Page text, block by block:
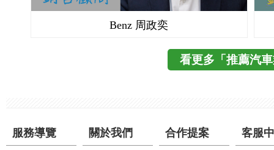
Benz 周政奕
看更多「推薦汽
服務導覽 關於我們 合作提案 客服